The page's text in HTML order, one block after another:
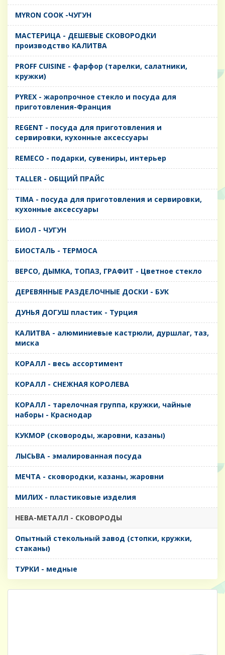
MYRON COOK -ЧУГУН
MАСТЕРИЦА - ДЕШЕВЫЕ СКОВОРОДКИ
производство КАЛИТВА
PROFF CUISINE - фарфор (тарелки, салатники,
кружки)
PYREX - жаропрочное стекло и посуда для
приготовления-Франция
REGENT - посуда для приготовления и
сервировки, кухонные аксессуары
REMECO - подарки, сувениры, интерьер
TALLER - ОБЩИЙ ПРАЙС
TIMA - посуда для приготовления и сервировки,
кухонные аксессуары
БИОЛ - ЧУГУН
БИОСТАЛЬ - ТЕРМОСА
ВЕРСО, ДЫМКА, ТОПАЗ, ГРАФИТ - Цветное стекло
ДЕРЕВЯННЫЕ РАЗДЕЛОЧНЫЕ ДОСКИ - БУК
ДУНЬЯ ДОГУШ пластик - Турция
КАЛИТВА - алюминиевые кастрюли, дуршлаг, таз,
миска
КОРАЛЛ - весь ассортимент
КОРАЛЛ - СНЕЖНАЯ КОРОЛЕВА
КОРАЛЛ - тарелочная группа, кружки, чайные
наборы - Краснодар
КУКМОР (сковороды, жаровни, казаны)
ЛЫСЬВА - эмалированная посуда
МЕЧТА - сковородки, казаны, жаровни
МИЛИХ - пластиковые изделия
НЕВА-МЕТАЛЛ - СКОВОРОДЫ
Опытный стекольный завод (стопки, кружки,
стаканы)
ТУРКИ - медные